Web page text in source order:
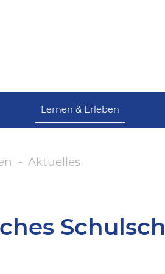
Lernen & Erleben
Aktuelles